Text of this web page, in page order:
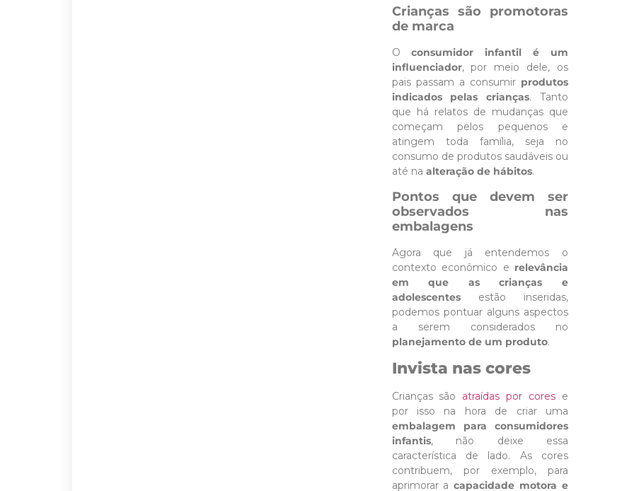
Crianças são promotoras
de marca
Oconsumidor infantil é um
influenciador, por meio dele, os
pais passam a consumir produtos
indicados pelas crianças. Tanto
que há relatos de mudanças que
começam pelos pequenos e
atingem toda família, seja no
consumo de produtos saudáveis ou
até na alteração de hábitos.
Pontos que devem ser
observados nas
embalagens
Agora que já entendemos o
contexto econômico e relevância
em que as crianças e
adolescentesestão inseridas,
podemos pontuar alguns aspectos
a serem considerados no
planejamento de um produto.
Invista nas cores
Crianças são atraídas por cores e
por isso na hora de criar uma
embalagem para consumidores
infantis, não deixe essa
característica de lado. As cores
contribuem, por exemplo, para
aprimorar acapacidade motora e